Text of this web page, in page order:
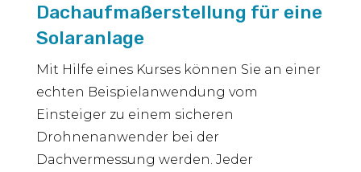
Dachaufmaßerstellung für eine
Solaranlage
Mit Hilfe eines Kurses können Sie an einer
echten Beispielanwendung vom
Einsteiger zu einem sicheren
Drohnenanwender bei der
Dachvermessung werden. Jeder